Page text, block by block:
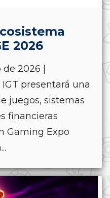
2026
2026 |
presentará una
juegos, sistemas
financieras
Gaming Expo